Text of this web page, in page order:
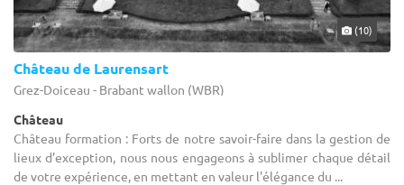
(10)
Château de Laurensart
Grez-Doiceau - Brabant wallon (WBR)
Château
Château formation : Forts de notre savoir-faire dans la gestion de
lieux d’exception, nous nous engageons à sublimer chaque détail
de votre expérience, en mettant en valeur l'élégance du ...